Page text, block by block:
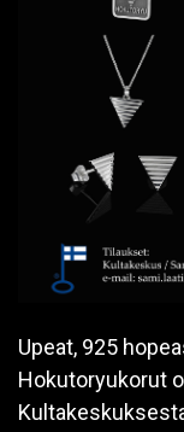
Upeat, 925
Hokutoryukorut